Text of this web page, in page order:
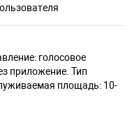
голосовое
приложение. Тип
площадь: 10-